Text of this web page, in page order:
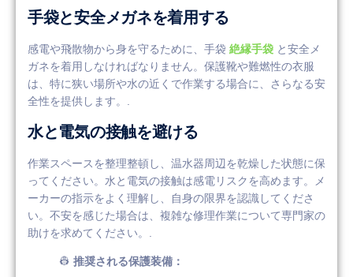
手袋と安全メガネを着用する
感電や飛散物から身を守るために、手袋 絶縁手袋 と安全メ
ガネを着用しなければなりません。保護靴や難燃性の衣服
は、特に狭い場所や水の近くで作業する場合に、さらなる安
全性を提供します。.
水と電気の接触を避ける
作業スペースを整理整頓し、温水器周辺を乾燥した状態に保
ってください。水と電気の接触は感電リスクを高めます。メ
ーカーの指示をよく理解し、自身の限界を認識してくださ
い。不安を感じた場合は、複雑な修理作業について専門家の
助けを求めてください。.
👷 推奨される保護装備：